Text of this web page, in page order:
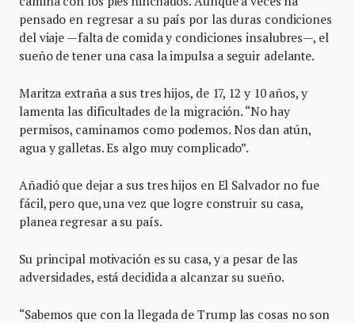
pensado en regresar a su país por las duras condiciones
del viaje —falta de comida y condiciones insalubres—, el
sueño de tener una casa la impulsa a seguir adelante.
Maritza extraña a sus tres hijos, de 17, 12 y 10 años, y
lamenta las dificultades de la migración. “No hay
permisos, caminamos como podemos. Nos dan atún,
agua y galletas. Es algo muy complicado”.
Añadió que dejar a sus tres hijos en El Salvador no fue
fácil, pero que, una vez que logre construir su casa,
planea regresar a su país.
Su principal motivación es su casa, y a pesar de las
adversidades, está decidida a alcanzar su sueño.
“Sabemos que con la llegada de Trump las cosas no son